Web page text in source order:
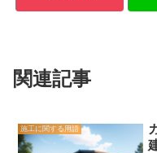
関連記事
施工に関する用語